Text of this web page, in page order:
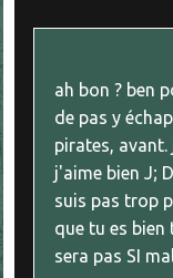
ah bon ? ben
de pas y
pirates, avant.
j'aime bien J;
suis pas trop
que tu es bien
sera pas SI